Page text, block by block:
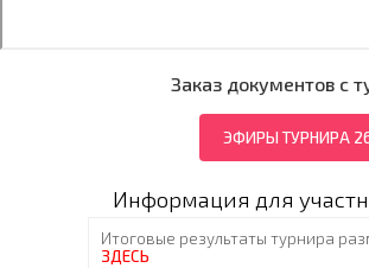
Заказ документов с
ЭФИРЫ ТУРНИРА
Информация для